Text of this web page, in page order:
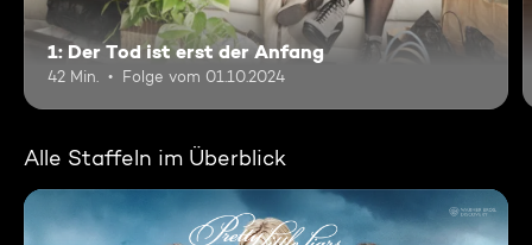
1: Der Tod ist erst der Anfang
42 Min. Folge vom 01.10.2024
Alle Staffeln im Überblick